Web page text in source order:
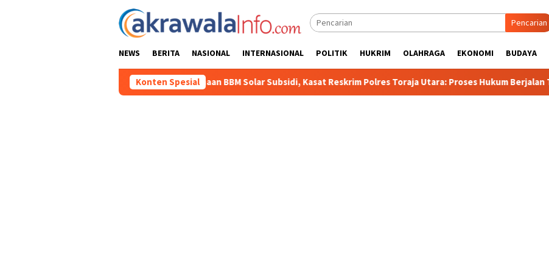
Pencarian
NEWS BERITA NASIONAL INTERNASIONAL POLITIK HUKRIM OLAHRAGA EKONOMI BUDAYA
Konten Spesial
Polisi Ungkap Kasus Penyalahgunaan BBM Solar Subsidi, Kasat Reskrim Polres Toraja Utara: Proses Hukum Berjalan Transparan